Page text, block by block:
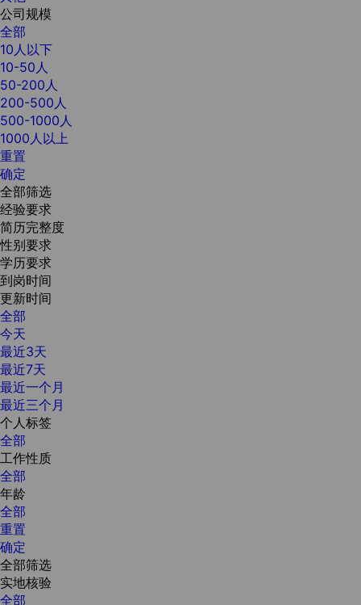
公司规模
全部
10人以下
10-50人
50-200人
200-500人
500-1000人
1000人以上
重置
确定
全部筛选
经验要求
简历完整度
性别要求
学历要求
到岗时间
更新时间
全部
今天
最近3天
最近7天
最近一个月
最近三个月
个人标签
全部
工作性质
全部
年龄
全部
重置
确定
全部筛选
实地核验
全部